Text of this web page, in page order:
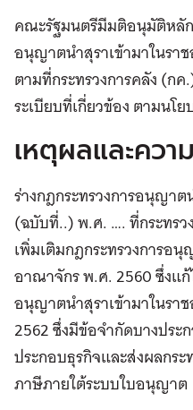
คณะรัฐมนตรีมีมติอนุมัติหลัก
อนุญาตนำสุราเข้ามาในร
ตามที่กระทรวงการคลัง (ก
ระเบียบที่เกี่ยวข้อง ตามนโ
เหตุผลและควา
ร่างกฎกระทรวงการอนุญา
(ฉบับที่..) พ.ศ. …. ที่กระทรว
เพิ่มเติมกฎกระทรวงการอ
อาณาจักร พ.ศ. 2560 ซึ่งแก้
อนุญาตนำสุราเข้ามาในร
2562 ซึ่งมีข้อจำกัดบางประ
ประกอบธุรกิจและส่งผลกร
ภาษีภายใต้ระบบใบอนุญาต